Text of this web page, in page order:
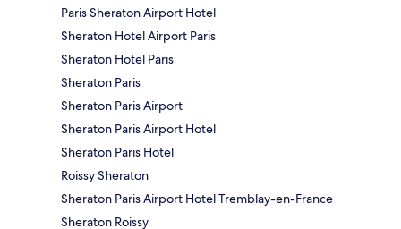
Paris Sheraton Airport Hotel
Sheraton Hotel Airport Paris
Sheraton Hotel Paris
Sheraton Paris
Sheraton Paris Airport
Sheraton Paris Airport Hotel
Sheraton Paris Hotel
Roissy Sheraton
Sheraton Paris Airport Hotel Tremblay-en-France
Sheraton Roissy